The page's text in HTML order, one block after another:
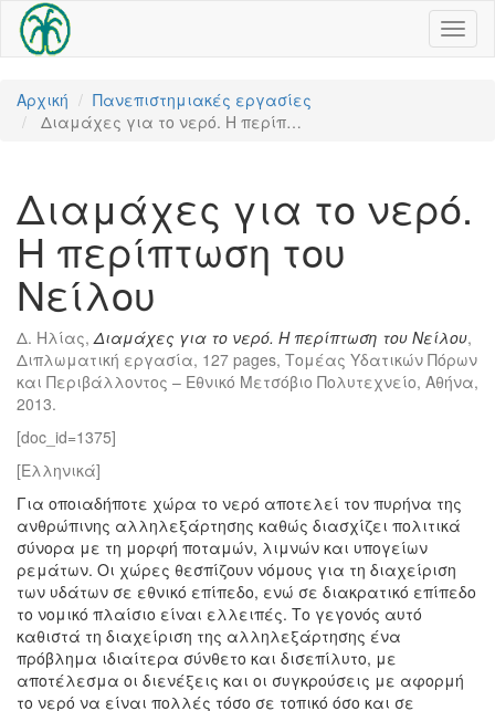
Αρχική
Πανεπιστημιακές εργασίες
Διαμάχες για το νερό. Η περίπ…
Διαμάχες για το νερό.
Η περίπτωση του
Νείλου
Δ. Ηλίας,Διαμάχες για το νερό. Η περίπτωση του Νείλου,
Διπλωματική εργασία, 127 pages, Τομέας Υδατικών Πόρων
και Περιβάλλοντος – Εθνικό Μετσόβιο Πολυτεχνείο, Αθήνα,
2013.
[doc_id=1375]
[Ελληνικά]
Για οποιαδήποτε χώρα το νερό αποτελεί τον πυρήνα της
ανθρώπινης αλληλεξάρτησης καθώς διασχίζει πολιτικά
σύνορα με τη μορφή ποταμών, λιμνών και υπογείων
ρεμάτων. Οι χώρες θεσπίζουν νόμους για τη διαχείριση
των υδάτων σε εθνικό επίπεδο, ενώ σε διακρατικό επίπεδο
το νομικό πλαίσιο είναι ελλειπές. Το γεγονός αυτό
καθιστά τη διαχείριση της αλληλεξάρτησης ένα
πρόβλημα ιδιαίτερα σύνθετο και δισεπίλυτο, με
αποτέλεσμα οι διενέξεις και οι συγκρούσεις με αφορμή
το νερό να είναι πολλές τόσο σε τοπικό όσο και σε